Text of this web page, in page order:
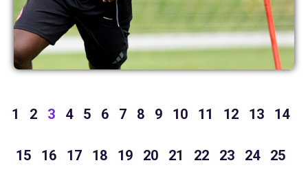
1 2 3 4 5 6 7 8 9 10 11 12 13 14
15 16 17 18 19 20 21 22 23 24 25